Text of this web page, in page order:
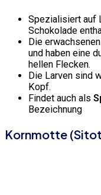
Spezialisiert auf
Schokolade
Die
und haben eine
hellen Flecken.
Die Larven sind
Kopf.
Findet auch als
Bezeichnung
Kornmotte